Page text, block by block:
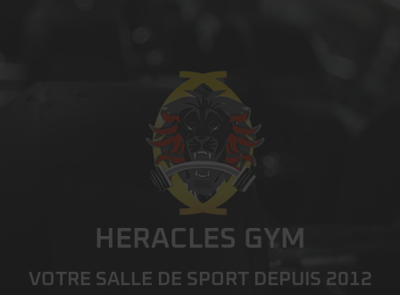
HERACLES GYM
VOTRE SALLE DE SPORT DEPUIS 2012